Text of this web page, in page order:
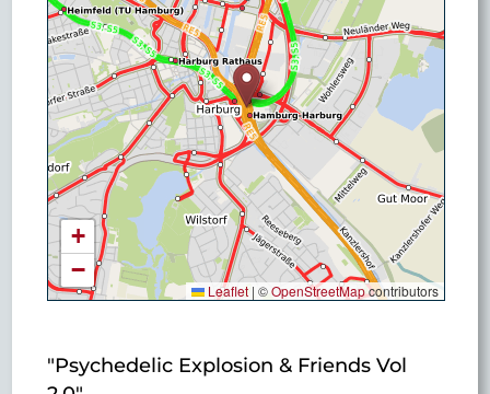
+
−
Leaflet | ©OpenStreetMapcontributors
"Psychedelic Explosion & Friends Vol